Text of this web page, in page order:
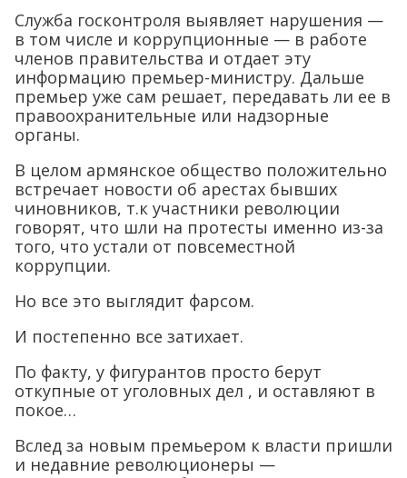
Служба госконтроля выявляет нарушения —
в том числе и коррупционные — в работе
членов правительства и отдает эту
информацию премьер-министру. Дальше
премьер уже сам решает, передавать ли ее в
правоохранительные или надзорные
органы.
В целом армянское общество положительно
встречает новости об арестах бывших
чиновников, т.к участники революции
говорят, что шли на протесты именно из-за
того, что устали от повсеместной
коррупции.
Но все это выглядит фарсом.
И постепенно все затихает.
По факту, у фигурантов просто берут
откупные от уголовных дел , и оставляют в
покое…
Вслед за новым премьером к власти пришли
и недавние революционеры —